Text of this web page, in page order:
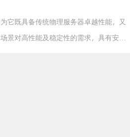
它既具备传统物理服务器卓越性能，又
对高性能及稳定性的需求，具有安全